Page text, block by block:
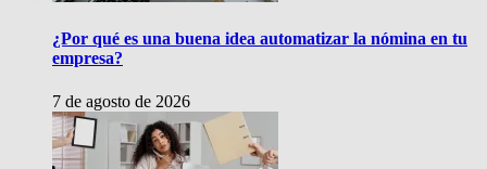
¿Por qué es una buena idea automatizar la nómina en tu
empresa?
7 de agosto de 2026